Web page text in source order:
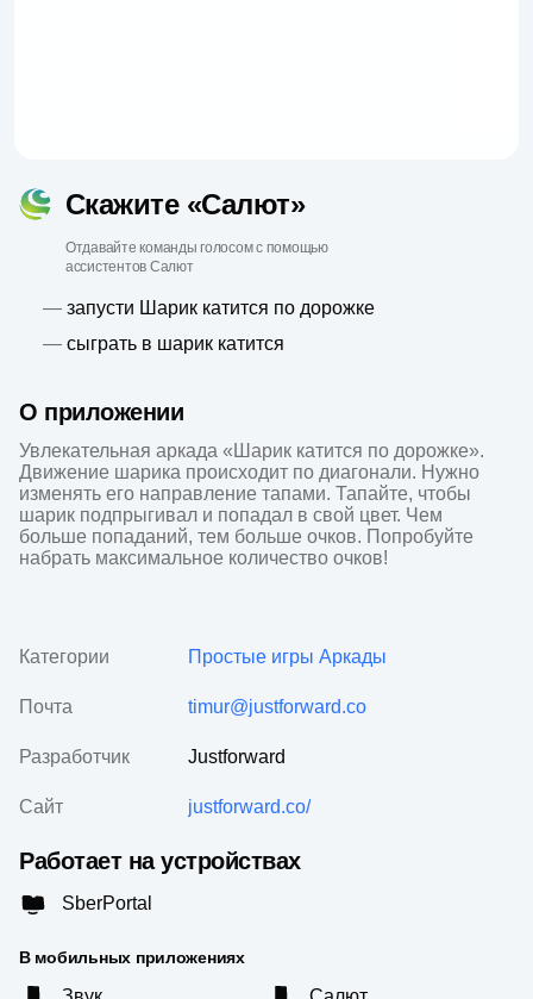
Скажите «Салют»
Отдавайте команды голосом с помощью
ассистентов Салют
— запусти Шарик катится по дорожке
— сыграть в шарик катится
О приложении
Увлекательная аркада «Шарик катится по дорожке».
Движение шарика происходит по диагонали. Нужно
изменять его направление тапами. Тапайте, чтобы
шарик подпрыгивал и попадал в свой цвет. Чем
больше попаданий, тем больше очков. Попробуйте
набрать максимальное количество очков!
Категории Простые игры Аркады
Почта timur@justforward.co
Разработчик Justforward
Сайт justforward.co/
Работает на устройствах
SberPortal
В мобильных приложениях